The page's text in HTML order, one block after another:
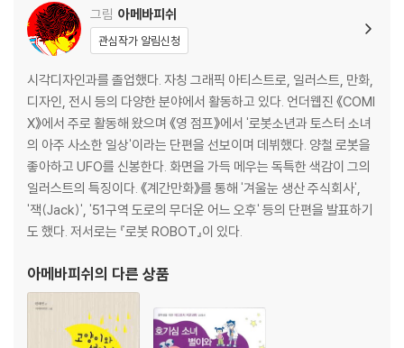
그림 아메바피쉬
관심작가 알림신청
시각디자인과를 졸업했다. 자칭 그래픽 아티스트로, 일러스트, 만화,
디자인, 전시 등의 다양한 분야에서 활동하고 있다. 언더웹진 《COMI
X》에서 주로 활동해 왔으며 《영 점프》에서 '로봇소년과 토스터 소녀
의 아주 사소한 일상'이라는 단편을 선보이며 데뷔했다. 양철 로봇을
좋아하고 UFO를 신봉한다. 화면을 가득 메우는 독특한 색감이 그의
일러스트의 특징이다. 《계간만화》를 통해 '겨울눈 생산 주식회사',
'잭(Jack)', '51구역 도로의 무더운 어느 오후' 등의 단편을 발표하기
도 했다. 저서로는 『로봇 ROBOT』이 있다.
아메바피쉬 의 다른 상품